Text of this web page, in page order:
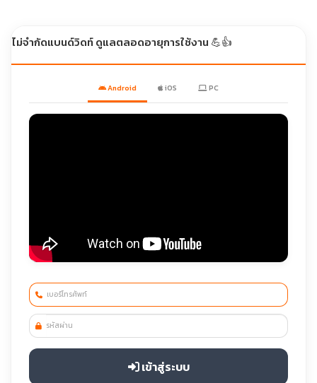
ไม่จำกัดแบนด์วิดท์ ดูแลตลอดอายุการใช้งาน 💪👍
Android iOS PC
เข้าสู่ระบบ